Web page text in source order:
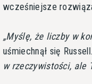
wcześniejsze
Myślę, że liczby w
uśmiechnął się Russell.
w rzeczywistości, ale